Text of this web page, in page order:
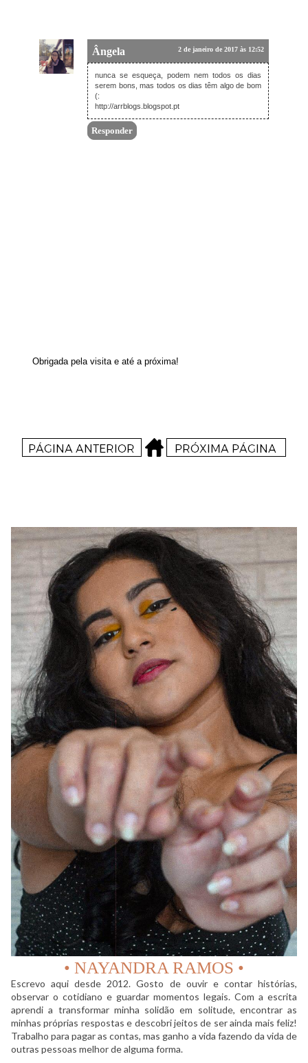
Ângela 2 de janeiro de 2017 às 12:52
nunca se esqueça, podem nem todos os dias
serem bons, mas todos os dias têm algo de bom
(:
http://arrblogs.blogspot.pt
Responder
Obrigada pela visita e até a próxima!
• NAYANDRA RAMOS •
Escrevo aqui desde 2012. Gosto de ouvir e contar histórias,
observar o cotidiano e guardar momentos legais. Com a escrita
aprendi a transformar minha solidão em solitude, encontrar as
minhas próprias respostas e descobri jeitos de ser ainda mais feliz!
Trabalho para pagar as contas, mas ganho a vida fazendo da vida de
outras pessoas melhor de alguma forma.